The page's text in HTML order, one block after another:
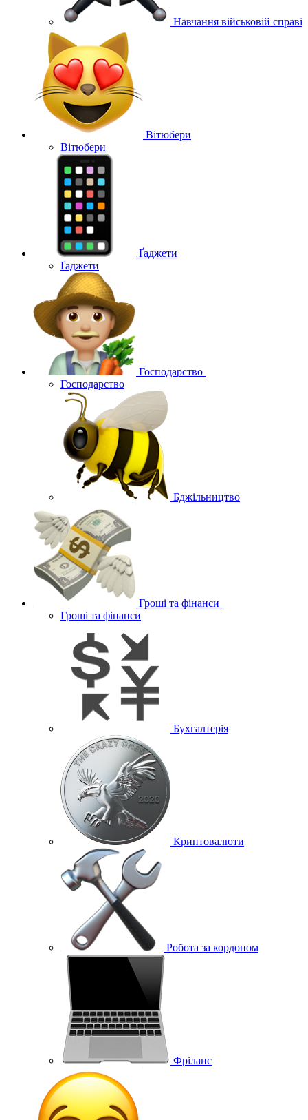
Навчання військовій справі
Вітюбери
Вітюбери
Ґаджети
Ґаджети
Господарство
Господарство
Бджільництво
Гроші та фінанси
Гроші та фінанси
Бухгалтерія
Криптовалюти
Робота за кордоном
Фріланс